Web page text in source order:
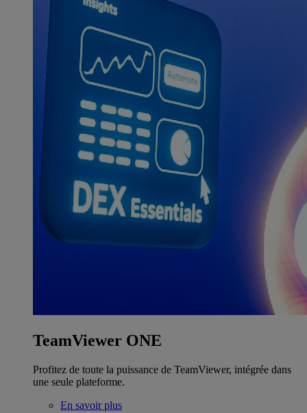
TeamViewer ONE
Profitez de toute la puissance de TeamViewer, intégrée dans
une seule plateforme.
En savoir plus